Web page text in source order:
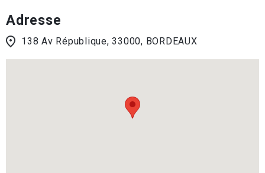
Adresse
138 Av République, 33000, BORDEAUX